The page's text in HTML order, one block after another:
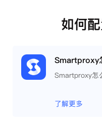
如何
Smartproxy
Smartproxy怎
了解更多